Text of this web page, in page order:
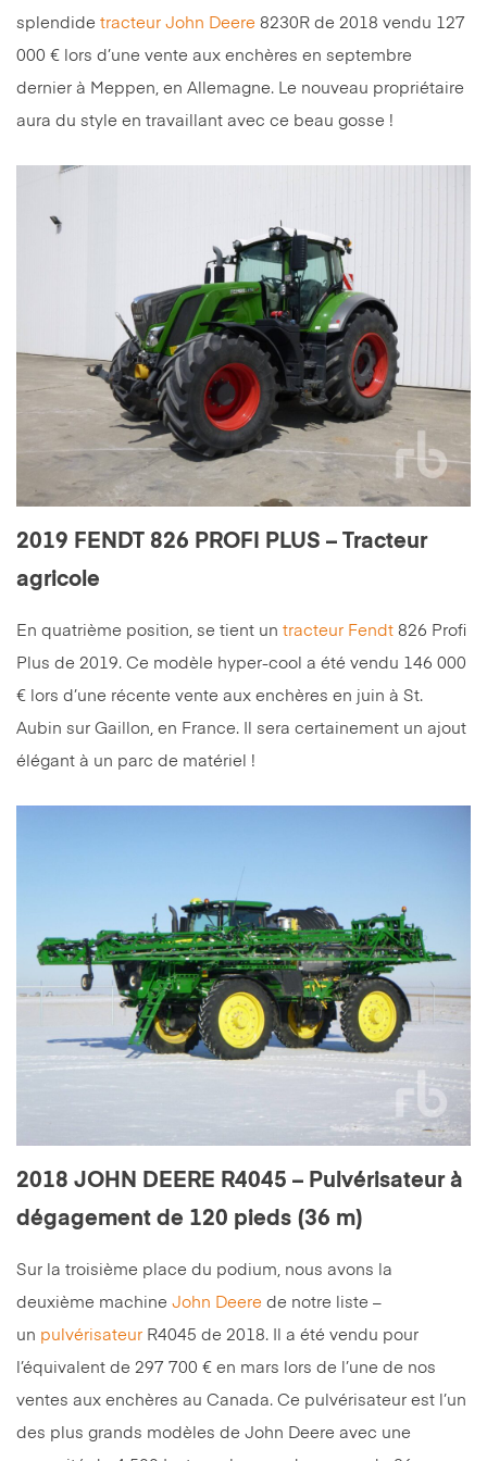
splendide tracteur John Deere 8230R de 2018 vendu 127
000 € lors d’une vente aux enchères en septembre
dernier à Meppen, en Allemagne. Le nouveau propriétaire
aura du style en travaillant avec ce beau gosse !
2019 FENDT 826 PROFI PLUS – Tracteur
agricole
En quatrième position, se tient un tracteur Fendt 826 Profi
Plus de 2019. Ce modèle hyper-cool a été vendu 146 000
€ lors d’une récente vente aux enchères en juin à St.
Aubin sur Gaillon, en France. Il sera certainement un ajout
élégant à un parc de matériel !
2018 JOHN DEERE R4045 – Pulvérisateur à
dégagement de 120 pieds (36 m)
Sur la troisième place du podium, nous avons la
deuxième machine John Deere de notre liste –
un pulvérisateur R4045 de 2018. Il a été vendu pour
l’équivalent de 297 700 € en mars lors de l’une de nos
ventes aux enchères au Canada. Ce pulvérisateur est l’un
des plus grands modèles de John Deere avec une